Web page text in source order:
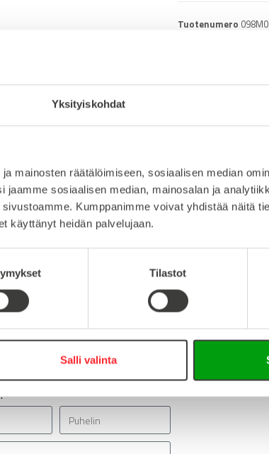
Yksityiskohdat
mainosten räätälöimiseen, sosiaalisen median
jaamme sosiaalisen median, mainosalan ja
Kumppanimme voivat yhdistää näitä
käyttänyt heidän palvelujaan.
Tilastot
Salli valinta
Tuotenumero
muovi
Lataa 3D-
systems.fi